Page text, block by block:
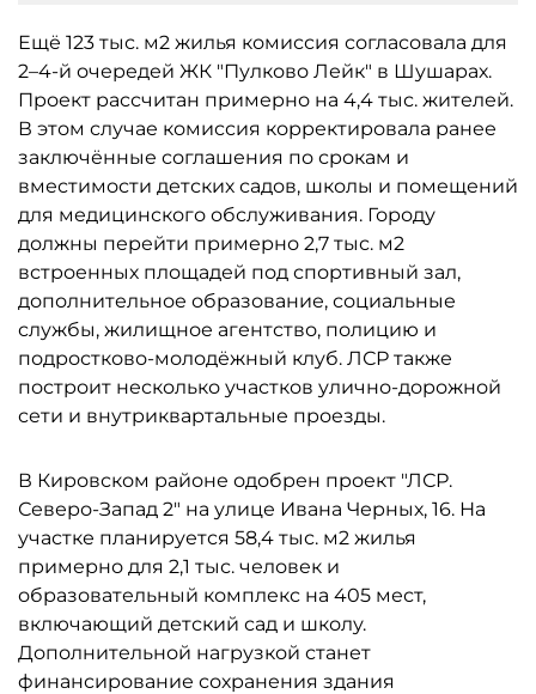
Ещё 123 тыс. м2 жилья комиссия согласовала для
2–4-й очередей ЖК "Пулково Лейк" в Шушарах.
Проект рассчитан примерно на 4,4 тыс. жителей.
В этом случае комиссия корректировала ранее
заключённые соглашения по срокам и
вместимости детских садов, школы и помещений
для медицинского обслуживания. Городу
должны перейти примерно 2,7 тыс. м2
встроенных площадей под спортивный зал,
дополнительное образование, социальные
службы, жилищное агентство, полицию и
подростково-молодёжный клуб. ЛСР также
построит несколько участков улично-дорожной
сети и внутриквартальные проезды.
В Кировском районе одобрен проект "ЛСР.
Северо-Запад 2" на улице Ивана Черных, 16. На
участке планируется 58,4 тыс. м2 жилья
примерно для 2,1 тыс. человек и
образовательный комплекс на 405 мест,
включающий детский сад и школу.
Дополнительной нагрузкой станет
финансирование сохранения здания